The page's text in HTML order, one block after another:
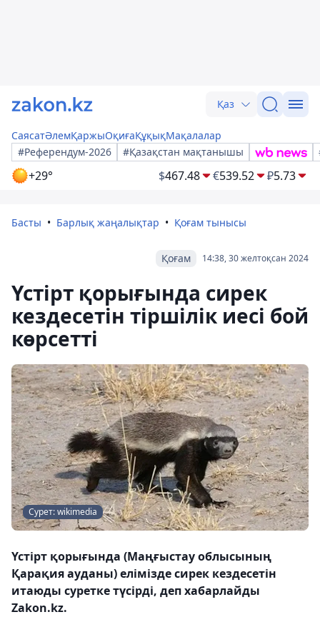
Қаз
СаясатӘлемҚаржыОқиғаҚұқықМақалалар
#Референдум-2026
#Қазақстан мақтанышы
+29° $467.48 €539.52 ₽5.73
Басты Барлық жаңалықтар Қоғам тынысы
14:38, 30 желтоқсан 2024
Қоғам
Үстірт қорығында сирек
кездесетін тіршілік иесі бой
көрсетті
Сурет: wikimedia
Үстірт қорығында (Маңғыстау облысының
Қарақия ауданы) елімізде сирек кездесетін
итаюды суретке түсірді, деп хабарлайды
Zakon.kz.